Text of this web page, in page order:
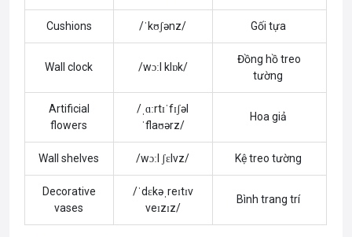
Cushions /ˈkʊʃənz/ Gối tựa
Wall clock /wɔːl klɒk/
Đồng hồ treo
tường
Artificial
flowers
/ˌɑːrtɪˈfɪʃəl
ˈflaʊərz/
Hoa giả
Wall shelves /wɔːl ʃɛlvz/ Kệ treo tường
Decorative
vases
/ˈdɛkəˌreɪtɪv
veɪzɪz/
Bình trang trí